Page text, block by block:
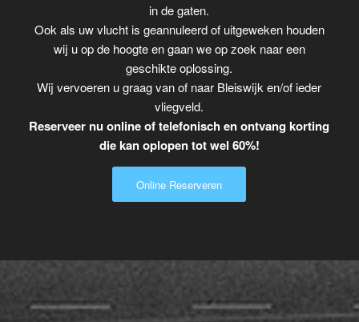
in de gaten.
Ook als uw vlucht is geannuleerd of uitgeweken houden
wij u op de hoogte en gaan we op zoek naar een
geschikte oplossing.
Wij vervoeren u graag van of naar Bleiswijk en/of ieder
vliegveld.
Reserveer nu online of telefonisch en ontvang korting
die kan oplopen tot wel 60%!
Online Reserveren